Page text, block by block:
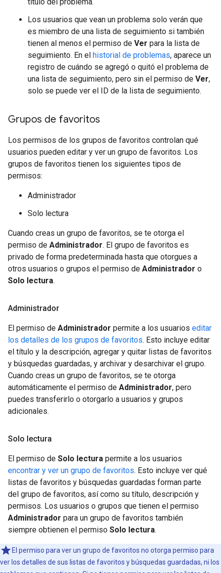
Los usuarios que vean un problema solo verán que
es miembro de una lista de seguimiento si también
tienen al menos el permiso de Ver para la lista de
seguimiento. En el historial de problemas, aparece un
registro de cuándo se agregó o quitó el problema de
una lista de seguimiento, pero sin el permiso de Ver,
solo se puede ver el ID de la lista de seguimiento.
Grupos de favoritos
Los permisos de los grupos de favoritos controlan qué
usuarios pueden editar y ver un grupo de favoritos. Los
grupos de favoritos tienen los siguientes tipos de
permisos:
Administrador
Solo lectura
Cuando creas un grupo de favoritos, se te otorga el
permiso de Administrador. El grupo de favoritos es
privado de forma predeterminada hasta que otorgues a
otros usuarios o grupos el permiso de Administrador o
Solo lectura.
Administrador
El permiso de Administrador permite a los usuarios editar
los detalles de los grupos de favoritos. Esto incluye editar
el título y la descripción, agregar y quitar listas de favoritos
y búsquedas guardadas, y archivar y desarchivar el grupo.
Cuando creas un grupo de favoritos, se te otorga
automáticamente el permiso de Administrador, pero
puedes transferirlo o otorgarlo a usuarios y grupos
adicionales.
Solo lectura
El permiso de Solo lectura permite a los usuarios
encontrar y ver un grupo de favoritos. Esto incluye ver qué
listas de favoritos y búsquedas guardadas forman parte
del grupo de favoritos, así como su título, descripción y
permisos. Los usuarios o grupos que tienen el permiso
Administrador para un grupo de favoritos también
siempre obtienen el permiso Solo lectura.
El permiso para ver un grupo de favoritos no otorga permiso para
ver los detalles de sus listas de favoritos y búsquedas guardadas, ni los